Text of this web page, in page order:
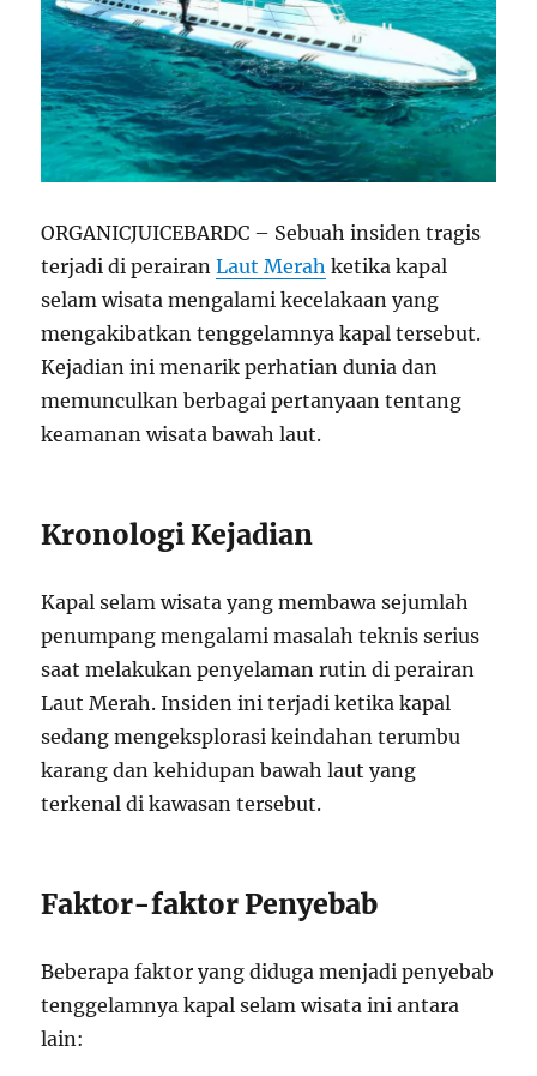
ORGANICJUICEBARDC – Sebuah insiden tragis
terjadi di perairanLaut Merah ketika kapal
selam wisata mengalami kecelakaan yang
mengakibatkan tenggelamnya kapal tersebut.
Kejadian ini menarik perhatian dunia dan
memunculkan berbagai pertanyaan tentang
keamanan wisata bawah laut.
Kronologi Kejadian
Kapal selam wisata yang membawa sejumlah
penumpang mengalami masalah teknis serius
saat melakukan penyelaman rutin di perairan
Laut Merah. Insiden ini terjadi ketika kapal
sedang mengeksplorasi keindahan terumbu
karang dan kehidupan bawah laut yang
terkenal di kawasan tersebut.
Faktor-faktor Penyebab
Beberapa faktor yang diduga menjadi penyebab
tenggelamnya kapal selam wisata ini antara
lain: